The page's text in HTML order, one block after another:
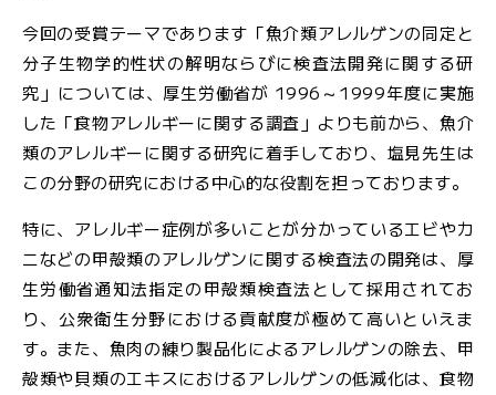
今回の受賞テーマであります「魚介類アレルゲンの同定と
分子生物学的性状の解明ならびに検査法開発に関する研
究」については、厚生労働省が 1996～1999年度に実施
した「食物アレルギーに関する調査」よりも前から、魚介
類のアレルギーに関する研究に着手しており、塩見先生は
この分野の研究における中心的な役割を担っております。
特に、アレルギー症例が多いことが分かっているエビやカ
ニなどの甲殻類のアレルゲンに関する検査法の開発は、厚
生労働省通知法指定の甲殻類検査法として採用されてお
り、公衆衛生分野における貢献度が極めて高いといえま
す。また、魚肉の練り製品化によるアレルゲンの除去、甲
殻類や貝類のエキスにおけるアレルゲンの低減化は、食物